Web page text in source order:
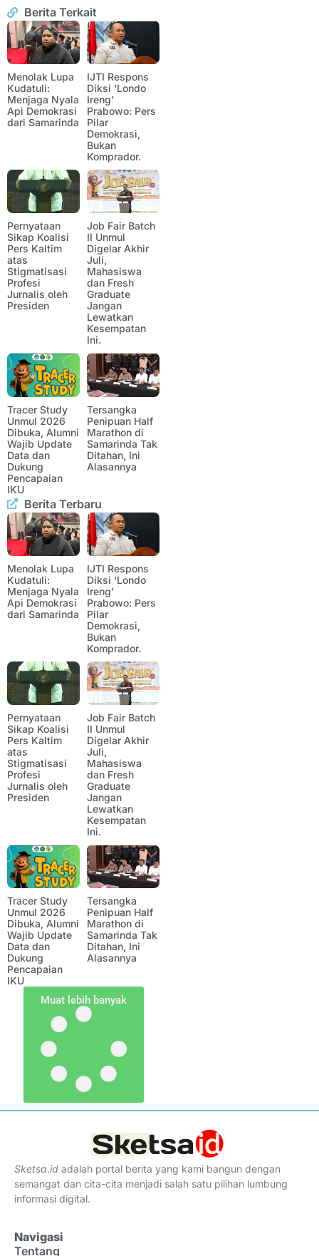
Berita Terkait
Menolak Lupa
Kudatuli:
Menjaga Nyala
Api Demokrasi
dari Samarinda
IJTI Respons
Diksi ‘Londo
Ireng’
Prabowo: Pers
Pilar
Demokrasi,
Bukan
Komprador.
Pernyataan
Sikap Koalisi
Pers Kaltim
atas
Stigmatisasi
Profesi
Jurnalis oleh
Presiden
Job Fair Batch
II Unmul
Digelar Akhir
Juli,
Mahasiswa
dan Fresh
Graduate
Jangan
Lewatkan
Kesempatan
Ini.
Tracer Study
Unmul 2026
Dibuka, Alumni
Wajib Update
Data dan
Dukung
Pencapaian
IKU
Tersangka
Penipuan Half
Marathon di
Samarinda Tak
Ditahan, Ini
Alasannya
Berita Terbaru
Menolak Lupa
Kudatuli:
Menjaga Nyala
Api Demokrasi
dari Samarinda
IJTI Respons
Diksi ‘Londo
Ireng’
Prabowo: Pers
Pilar
Demokrasi,
Bukan
Komprador.
Pernyataan
Sikap Koalisi
Pers Kaltim
atas
Stigmatisasi
Profesi
Jurnalis oleh
Presiden
Job Fair Batch
II Unmul
Digelar Akhir
Juli,
Mahasiswa
dan Fresh
Graduate
Jangan
Lewatkan
Kesempatan
Ini.
Tracer Study
Unmul 2026
Dibuka, Alumni
Wajib Update
Data dan
Dukung
Pencapaian
IKU
Tersangka
Penipuan Half
Marathon di
Samarinda Tak
Ditahan, Ini
Alasannya
Muat lebih banyak
Sketsa.id adalah portal berita yang kami bangun dengan
semangat dan cita-cita menjadi salah satu pilihan lumbung
informasi digital.
Navigasi
Tentang